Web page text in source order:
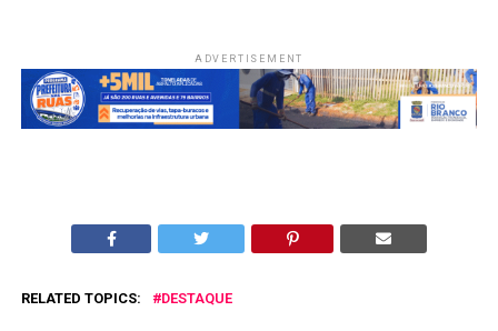
ADVERTISEMENT
RELATED TOPICS: DESTAQUE